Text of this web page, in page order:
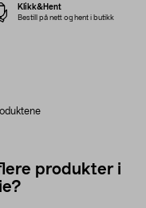
Klikk&Hent
Bestill på nett og hent i butikk
produkter i